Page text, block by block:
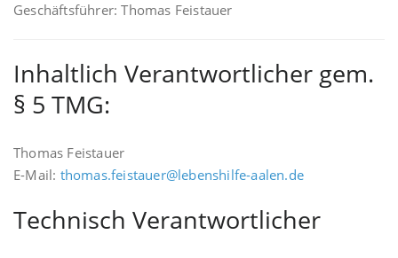
Geschäftsführer: Thomas Feistauer
Inhaltlich Verantwortlicher gem.
§ 5 TMG:
Thomas Feistauer
E-Mail: thomas.feistauer@lebenshilfe-aalen.de
Technisch Verantwortlicher